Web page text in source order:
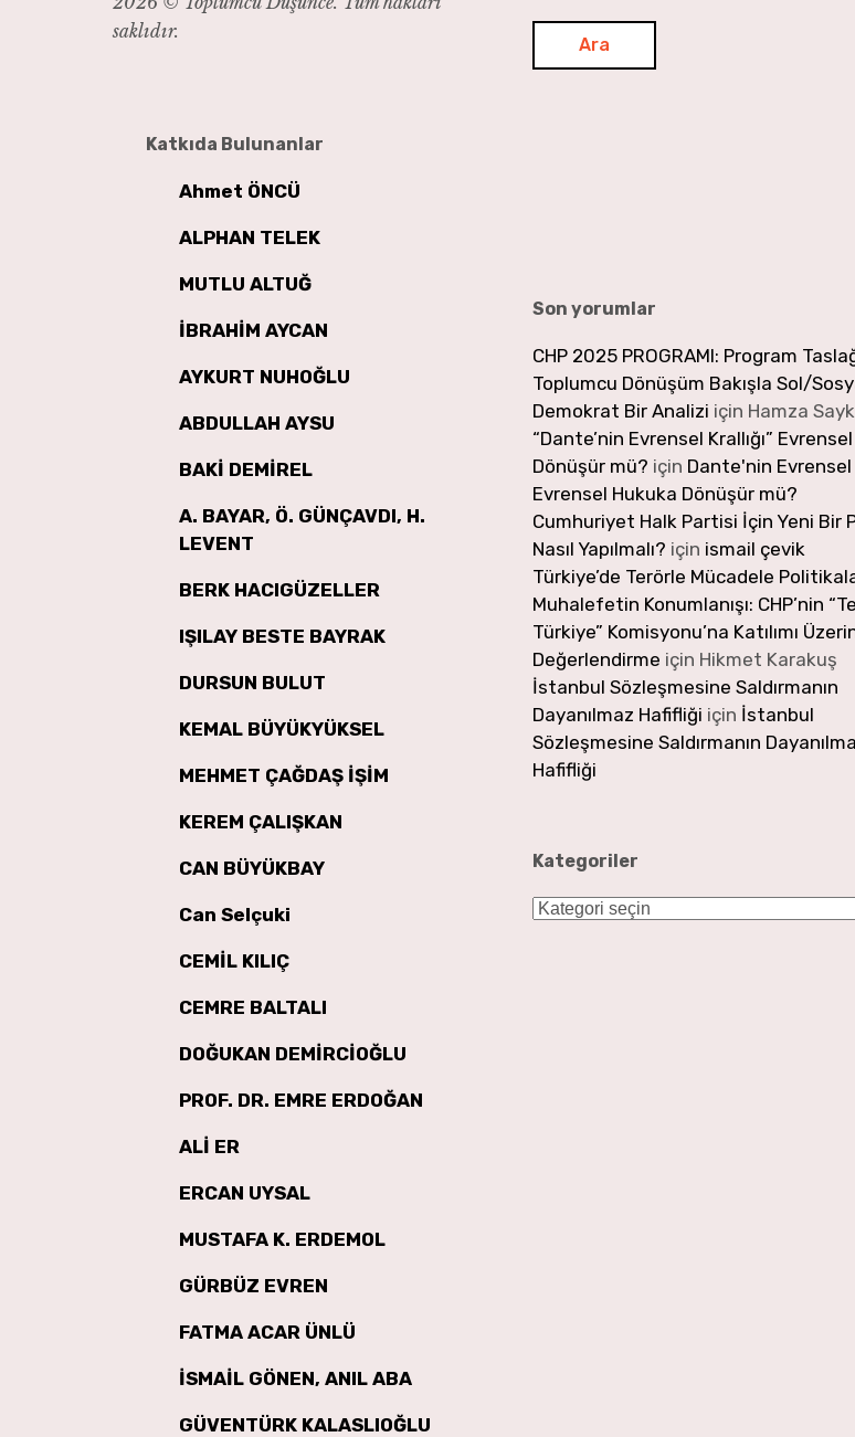
Son yorumlar
CHP 2025 PROGRAMI: Program
Toplumcu Dönüşüm Bakışla Sol/
Demokrat Bir Analizi için Hamza
“Dante’nin Evrensel Krallığı”
Dönüşür mü? için Dante'nin Evrensel
Evrensel Hukuka Dönüşür mü?
Cumhuriyet Halk Partisi İçin Yeni Bir
Nasıl Yapılmalı? için ismail çevik
Türkiye’de Terörle Mücadele
Muhalefetin Konumlanışı: CHP’nin
Türkiye” Komisyonu’na Katılımı
Değerlendirme için Hikmet Karakuş
İstanbul Sözleşmesine Saldırmanın
Dayanılmaz Hafifliği için İstanbul
Sözleşmesine Saldırmanın
Hafifliği
Kategoriler
Kategoriler
saklıdır.
Katkıda Bulunanlar
Ahmet ÖNCÜ
ALPHAN TELEK
MUTLU ALTUĞ
İBRAHİM AYCAN
AYKURT NUHOĞLU
ABDULLAH AYSU
BAKİ DEMİREL
A. BAYAR, Ö. GÜNÇAVDI, H.
LEVENT
BERK HACIGÜZELLER
IŞILAY BESTE BAYRAK
DURSUN BULUT
KEMAL BÜYÜKYÜKSEL
MEHMET ÇAĞDAŞ İŞİM
KEREM ÇALIŞKAN
CAN BÜYÜKBAY
Can Selçuki
CEMİL KILIÇ
CEMRE BALTALI
DOĞUKAN DEMİRCİOĞLU
PROF. DR. EMRE ERDOĞAN
ALİ ER
ERCAN UYSAL
MUSTAFA K. ERDEMOL
GÜRBÜZ EVREN
FATMA ACAR ÜNLÜ
İSMAİL GÖNEN, ANIL ABA
GÜVENTÜRK KALASLIOĞLU